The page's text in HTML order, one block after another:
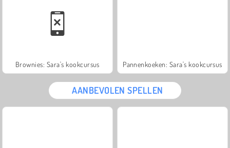
Brownies: Sara's kookcursus Pannenkoeken: Sara's kookcursus
AANBEVOLEN SPELLEN